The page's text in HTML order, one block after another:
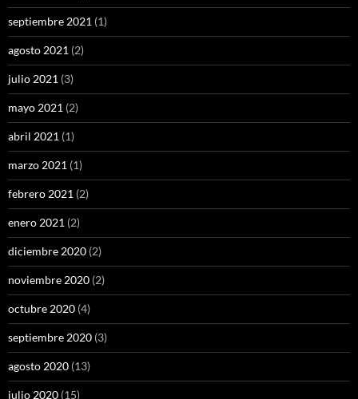
septiembre 2021 (1)
agosto 2021 (2)
julio 2021 (3)
mayo 2021 (2)
abril 2021 (1)
marzo 2021 (1)
febrero 2021 (2)
enero 2021 (2)
diciembre 2020 (2)
noviembre 2020 (2)
octubre 2020 (4)
septiembre 2020 (3)
agosto 2020 (13)
julio 2020 (15)